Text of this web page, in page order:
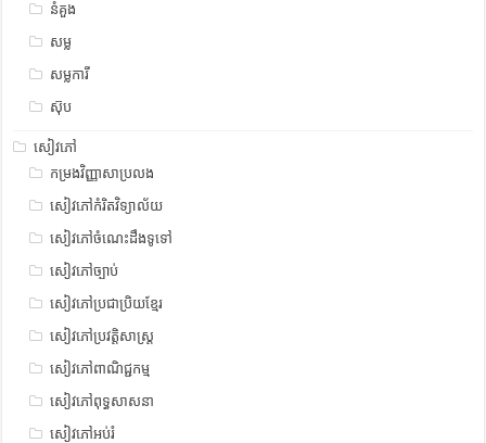
នំគួង
សម្ល
សម្លការី
ស៊ុប
សៀវភៅ
កម្រងវិញ្ញាសាប្រលង
សៀវភៅកំរិតវិទ្យាល័យ
សៀវភៅចំណេះដឹងទូទៅ
សៀវភៅច្បាប់
សៀវភៅប្រជាប្រិយខ្មែរ
សៀវភៅប្រវត្តិសាស្រ្ត
សៀវភៅពាណិជ្ជកម្ម
សៀវភៅពុទ្ធសាសនា
សៀវភៅអប់រំ